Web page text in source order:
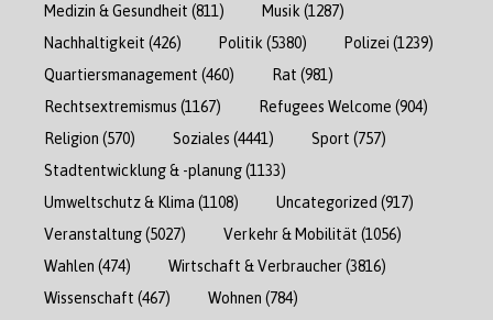
Medizin & Gesundheit (811) Musik (1287)
Nachhaltigkeit (426) Politik (5380) Polizei (1239)
Quartiersmanagement (460) Rat (981)
Rechtsextremismus (1167) Refugees Welcome (904)
Religion (570) Soziales (4441) Sport (757)
Stadtentwicklung & -planung(1133)
Umweltschutz & Klima (1108) Uncategorized (917)
Veranstaltung(5027) Verkehr & Mobilität (1056)
Wahlen (474) Wirtschaft & Verbraucher(3816)
Wissenschaft (467) Wohnen (784)